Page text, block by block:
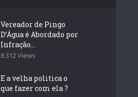
Vereador de Pingo
D’Água é Abordado por
Infração...
8.312 Views
E a velha politica o
que fazer com ela ?